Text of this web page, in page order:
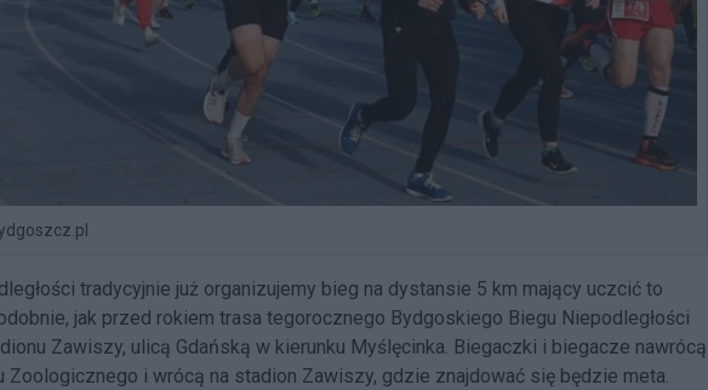
tradycyjnie już organizujemy bieg na dystansie 5 km mający uczcić to
jak przed rokiem trasa tegorocznego Bydgoskiego Biegu Niepodległości
Zawiszy, ulicą Gdańską w kierunku Myślęcinka. Biegaczki i biegacze nawrócą
Zoologicznego i wrócą na stadion Zawiszy, gdzie znajdować się będzie meta.